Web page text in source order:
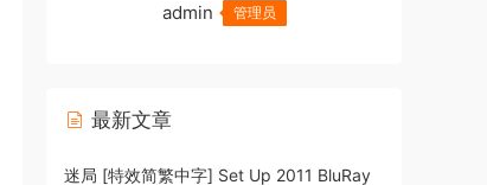
admin 管理员
最新文章
迷局 [特效简繁中字] Set Up 2011 BluRay